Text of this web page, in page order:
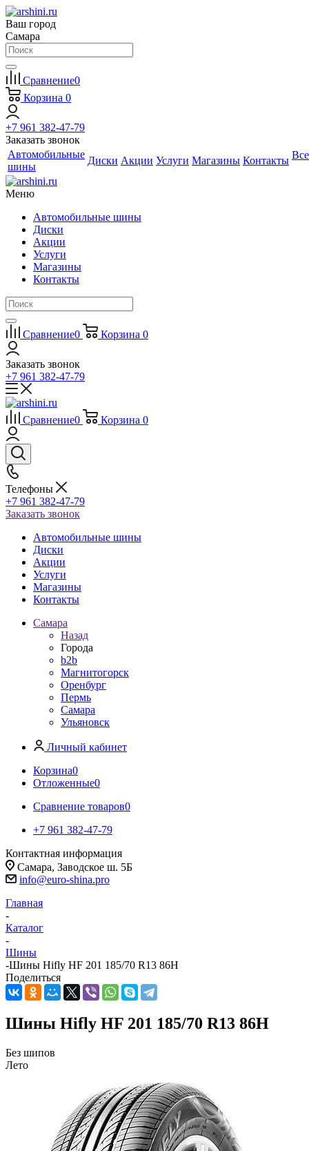
Ваш город
Самара
Сравнение0
Корзина 0
+7 961 382-47-79
Заказать звонок
Автомобильные
шины
Диски Акции Услуги Магазины Контакты Все
Меню
Автомобильные шины
Диски
Акции
Услуги
Магазины
Контакты
Сравнение0 Корзина 0
Заказать звонок
+7 961 382-47-79
Сравнение0 Корзина 0
Телефоны
+7 961 382-47-79
Заказать звонок
Автомобильные шины
Диски
Акции
Услуги
Магазины
Контакты
Самара
Назад
Города
b2b
Магнитогорск
Оренбург
Пермь
Самара
Ульяновск
Личный кабинет
Корзина0
Отложенные0
Сравнение товаров0
+7 961 382-47-79
Контактная информация
Самара, Заводское ш. 5Б
info@euro-shina.pro
Главная
-
Каталог
-
Шины
-Шины Hifly HF 201 185/70 R13 86H
Поделиться
Шины Hifly HF 201 185/70 R13 86H
Без шипов
Лето